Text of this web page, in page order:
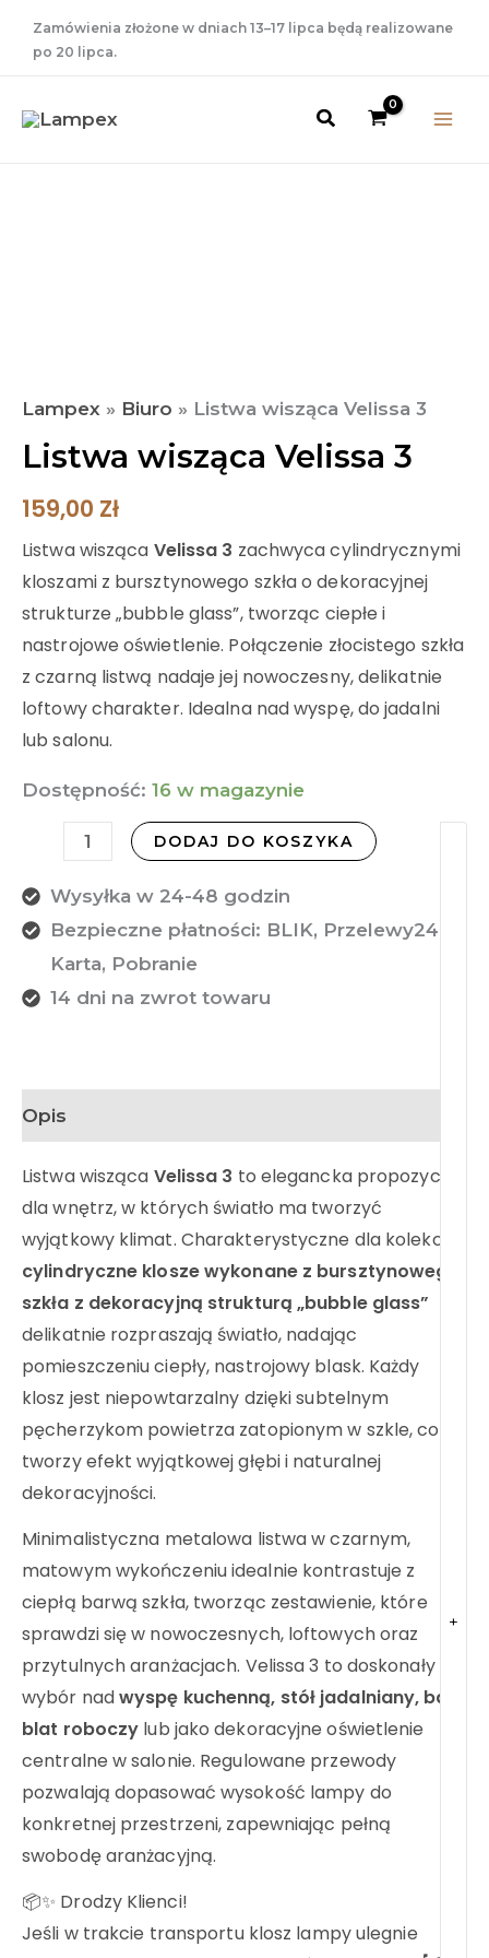
Zamówienia złożone w dniach 13–17 lipca będą realizowane
po 20 lipca.
Szukaj
Lampex » Biuro » Listwa wisząca Velissa 3
Listwa wisząca Velissa 3
159,00 Zł
Listwa wisząca Velissa 3 zachwyca cylindrycznymi
kloszami z bursztynowego szkła o dekoracyjnej
strukturze „bubble glass”, tworząc ciepłe i
nastrojowe oświetlenie. Połączenie złocistego szkła
z czarną listwą nadaje jej nowoczesny, delikatnie
loftowy charakter. Idealna nad wyspę, do jadalni
lub salonu.
Dostępność: 16 w magazynie
+
DODAJ DO KOSZYKA
Wysyłka w 24-48 godzin
Bezpieczne płatności: BLIK, Przelewy24,
Karta, Pobranie
14 dni na zwrot towaru
Opis
Listwa wisząca Velissa 3 to elegancka propozycja
dla wnętrz, w których światło ma tworzyć
wyjątkowy klimat. Charakterystyczne dla kolekcji
cylindryczne klosze wykonane z bursztynowego
szkła z dekoracyjną strukturą „bubble glass”
delikatnie rozpraszają światło, nadając
pomieszczeniu ciepły, nastrojowy blask. Każdy
klosz jest niepowtarzalny dzięki subtelnym
pęcherzykom powietrza zatopionym w szkle, co
tworzy efekt wyjątkowej głębi i naturalnej
dekoracyjności.
Minimalistyczna metalowa listwa w czarnym,
matowym wykończeniu idealnie kontrastuje z
ciepłą barwą szkła, tworząc zestawienie, które
sprawdzi się w nowoczesnych, loftowych oraz
przytulnych aranżacjach. Velissa 3 to doskonały
wybór nadwyspę kuchenną, stół jadalniany, bar,
blat roboczy lub jako dekoracyjne oświetlenie
centralne w salonie. Regulowane przewody
pozwalają dopasować wysokość lampy do
konkretnej przestrzeni, zapewniając pełną
swobodę aranżacyjną.
📦✨ Drodzy Klienci!
Jeśli w trakcie transportu klosz lampy ulegnie